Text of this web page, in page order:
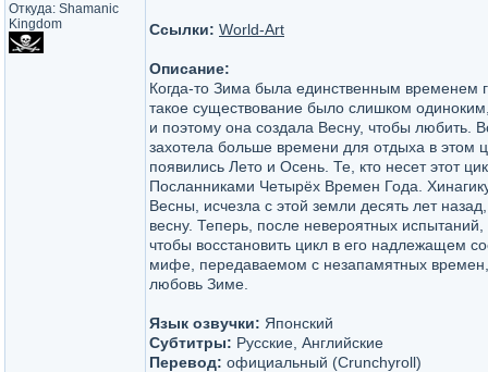
Откуда: Shamanic
Kingdom
Ссылки: World-Art
Описание:
Когда-то Зима была единственным временем
такое существование было слишком
и поэтому она создала Весну, чтобы любить.
захотела больше времени для отдыха в этом
появились Лето и Осень. Те, кто несет этот
Посланниками Четырёх Времен Года.
Весны, исчезла с этой земли десять лет
весну. Теперь, после невероятных
чтобы восстановить цикл в его надлежащем
мифе, передаваемом с незапамятных
любовь Зиме.
Язык озвучки: Японский
Субтитры: Русские, Английские
Перевод: официальный (Crunchyroll)